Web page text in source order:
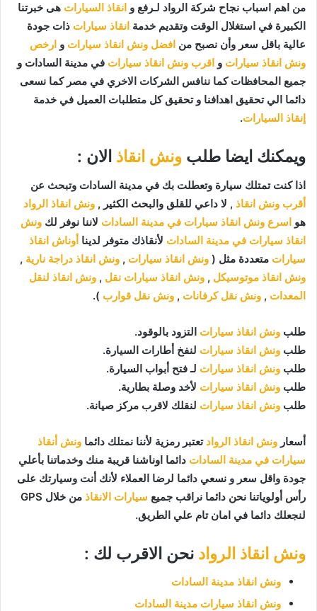
من اهم اسباب نجاح شركة الرواد لـرفع و انقاذ السيارات هى خبرتنا
الكبيرة في استغلال الوقت وتقديم خدمة انقاذ سيارات ذات جودة
عالية باقل سعر وأن نصبح من افضل ونش انقاذ سيارات و ارخص
ونش انقاذ سيارات و اقرب ونش انقاذ سيارات في مدينة السادات و
جميع المحافظات كما ننافس الشركات الاخري في مصر كما نسعى
دائما الي تحقيق اهدافنا و تحقيق كل متطلبات العميل في خدمة
إنقاذ السيارات.
ويمكنك ايضا طلب ونش انقاذ الان :
اذا كنت تمتلك سيارة وتعطلت بك في مدينة السادات وتبحث عن
أقرب ونش انقاذ , لا داعي للقلق والبحث الكثير , ونش انقاذ الرواد
هو اسرع ونش انقاذ سيارات في مدينة السادات لاننا نوفر لك ونش
انقاذ سيارات في مدينة السادات لأنقاذك متوفر لدينا أوناش انقاذ
سيارات متعددة مثل ( ونش انقاذ سيارات , ونش انقاذ دراجة نارية ,
ونش انقاذ موتوسيكل , ونش انقاذ سيارات نقل , ونش انقاذ لنقل
المعدات , ونش نقل كرفانات , ونش نقل قوارب ).
طلب ونش انقاذ سيارات التزود بالوقود.
طلب ونش انقاذ سيارات لنفخ أطارات السيارة.
طلب ونش انقاذ سيارات لـ فتح أبواب السيارة.
طلب ونش انقاذ سيارات لأخد وصلة بطارية.
طلب ونش انقاذ سيارات لنقلك لاقرب مركز صيانة.
أسعار ونش انقاذ الرواد تعتبر رمزية لأننا نمتلك دائما ونش أنقاذ
سيارات في مدينة السادات دائما اوناشنا قريبة منك وخدماتنا بأعلي
جودة واقل سعر و نسعي دائما لرضا العملاء لأنك أنت وسيارتك على
رأس أولوياتنا نحن دائما نراقب جميع سيارات الانقاذ
من خلال GPS
لنجعلك دائما في امان تام علي الطريق.
ونش انقاذ الرواد نحن الاقرب لك :
ونش انقاذ مدينة السادات
ونش انقاذ سيارات مدينة السادات